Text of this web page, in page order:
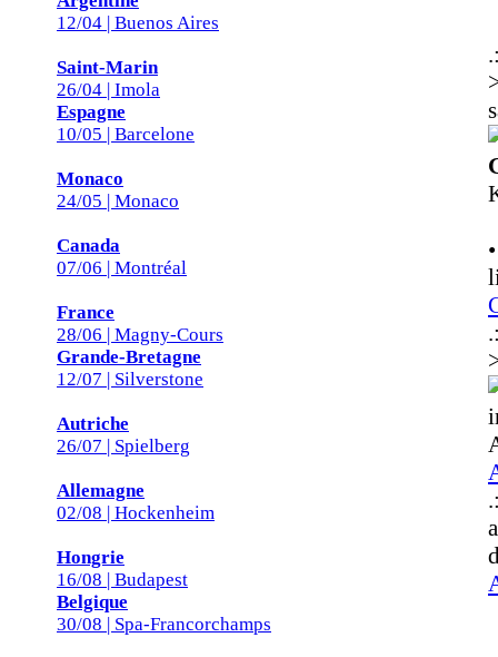
12/04 | Buenos Aires
Saint-Marin
26/04 | Imola
Espagne
10/05 | Barcelone
Monaco
24/05 | Monaco
Canada
07/06 | Montréal
France
28/06 | Magny-Cours
Grande-Bretagne
12/07 | Silverstone
Autriche
26/07 | Spielberg
Allemagne
02/08 | Hockenheim
Hongrie
16/08 | Budapest
Belgique
30/08 | Spa-Francorchamps